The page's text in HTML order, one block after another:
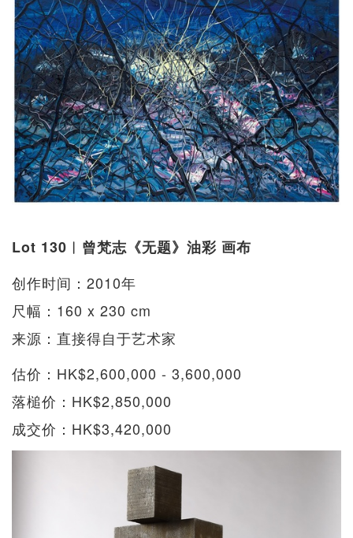
Lot 130︱曾梵志《无题》油彩 画布
创作时间：2010年
尺幅：160 x 230 cm
来源：直接得自于艺术家
估价：HK$2,600,000 - 3,600,000
落槌价：HK$2,850,000
成交价：HK$3,420,000